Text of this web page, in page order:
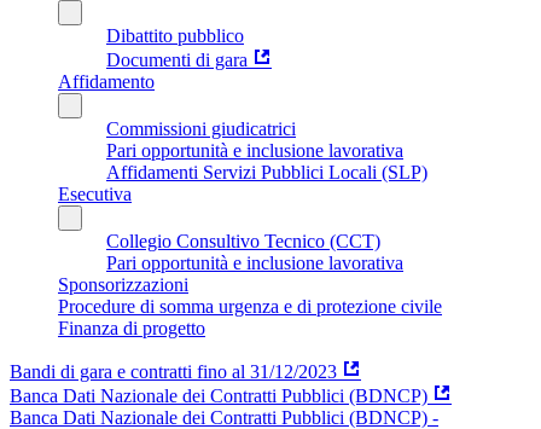
Dibattito pubblico
Documenti di gara
Affidamento
Commissioni giudicatrici
Pari opportunità e inclusione lavorativa
Affidamenti Servizi Pubblici Locali (SLP)
Esecutiva
Collegio Consultivo Tecnico (CCT)
Pari opportunità e inclusione lavorativa
Sponsorizzazioni
Procedure di somma urgenza e di protezione civile
Finanza di progetto
Bandi di gara e contratti fino al 31/12/2023
Banca Dati Nazionale dei Contratti Pubblici (BDNCP)
Banca Dati Nazionale dei Contratti Pubblici (BDNCP) -